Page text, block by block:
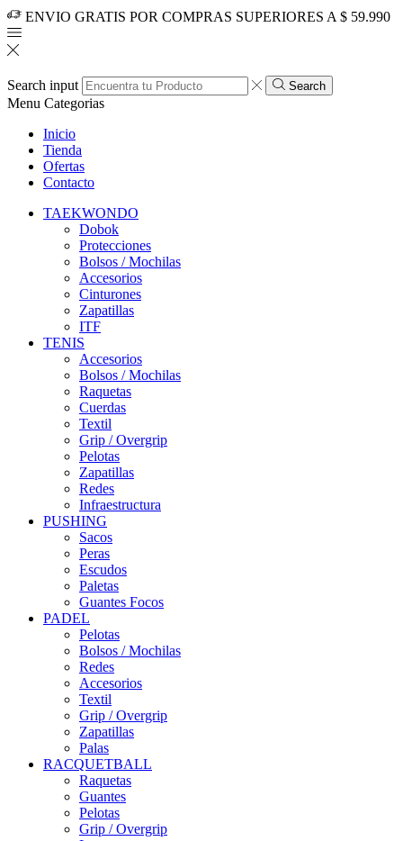
ENVIO GRATIS POR COMPRAS SUPERIORES A $ 59.990
Search input Search
Menu Categorias
Inicio
Tienda
Ofertas
Contacto
TAEKWONDO
Dobok
Protecciones
Bolsos / Mochilas
Accesorios
Cinturones
Zapatillas
ITF
TENIS
Accesorios
Bolsos / Mochilas
Raquetas
Cuerdas
Textil
Grip / Overgrip
Pelotas
Zapatillas
Redes
Infraestructura
PUSHING
Sacos
Peras
Escudos
Paletas
Guantes Focos
PADEL
Pelotas
Bolsos / Mochilas
Redes
Accesorios
Textil
Grip / Overgrip
Zapatillas
Palas
RACQUETBALL
Raquetas
Guantes
Pelotas
Grip / Overgrip